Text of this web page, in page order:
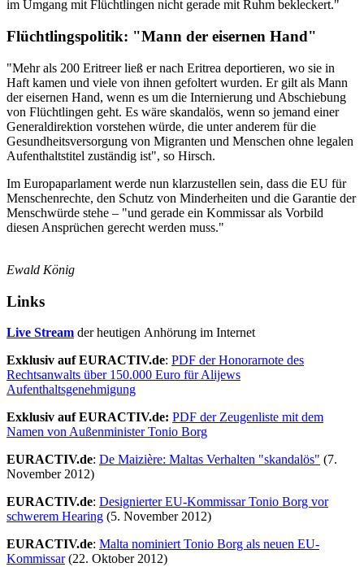
im Umgang mit Flüchtlingen nicht gerade mit Ruhm bekleckert."
Flüchtlingspolitik: "Mann der eisernen Hand"
"Mehr als 200 Eritreer ließ er nach Eritrea deportieren, wo sie in
Haft kamen und viele von ihnen gefoltert wurden. Er gilt als Mann
der eisernen Hand, wenn es um die Internierung und Abschiebung
von Flüchtlingen geht. Es wäre skandalös, wenn so jemand einer
Generaldirektion vorstehen würde, die unter anderem für die
Gesundheitsversorgung von Migranten und Menschen ohne legalen
Aufenthaltstitel zuständig ist", so Hirsch.
Im Europaparlament werde nun klarzustellen sein, dass die EU für
Menschenrechte, den Schutz von Minderheiten und die Garantie der
Menschwürde stehe – "und gerade ein Kommissar als Vorbild
diesen Ansprüchen gerecht werden muss."
Ewald König
Links
Live Stream der heutigen Anhörung im Internet
Exklusiv auf EURACTIV.de: PDF der Honorarnote des
Rechtsanwalts über 150.000 Euro für Alijews
Aufenthaltsgenehmigung
Exklusiv auf EURACTIV.de: PDF der Zeugenliste mit dem
Namen von Außenminister Tonio Borg
EURACTIV.de: De Maizière: Maltas Verhalten "skandalös" (7.
November 2012)
EURACTIV.de: Designierter EU-Kommissar Tonio Borg vor
schwerem Hearing (5. November 2012)
EURACTIV.de: Malta nominiert Tonio Borg als neuen EU-
Kommissar(22. Oktober 2012)